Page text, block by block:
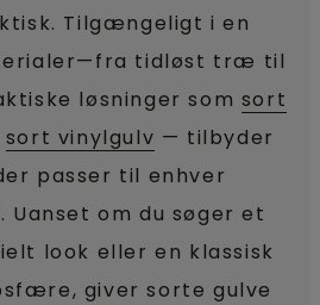
Tilgængeligt i en
tidløst træ til
løsninger som sort
sort vinylgulv — tilbyder
passer til enhver
Uanset om du søger et
look eller en klassisk
giver sorte gulve